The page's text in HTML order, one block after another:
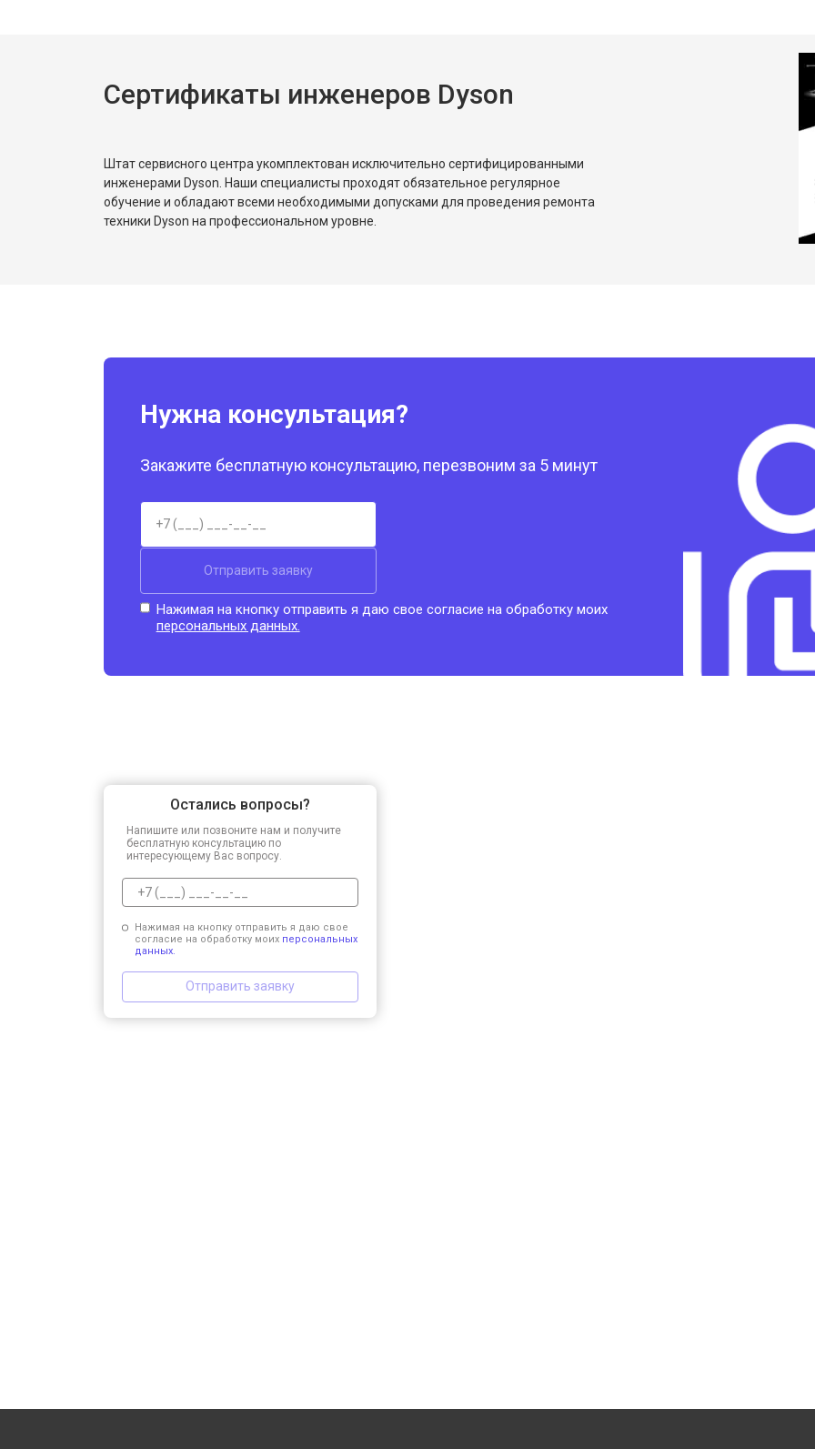
Сертификаты инженеров Dyson
Штат сервисного центра укомплектован исключительно сертифицированными
инженерами Dyson. Наши специалисты проходят обязательное регулярное
обучение и обладают всеми необходимыми допусками для проведения ремонта
техники Dyson на профессиональном уровне.
Нужна консультация?
Закажите бесплатную консультацию, перезвоним за 5 минут
Отправить заявку
Нажимая на кнопку отправить я даю свое согласие на обработку моих
персональных данных.
Остались вопросы?
Напишите или позвоните нам и получите
бесплатную консультацию по
интересующему Вас вопросу.
Нажимая на кнопку отправить я даю свое
согласие на обработку моих персональных
данных.
Отправить заявку